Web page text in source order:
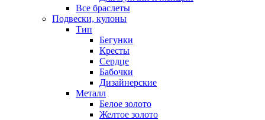
Все браслеты
Подвески, кулоны
Тип
Бегунки
Кресты
Сердце
Бабочки
Дизайнерские
Металл
Белое золото
Желтое золото